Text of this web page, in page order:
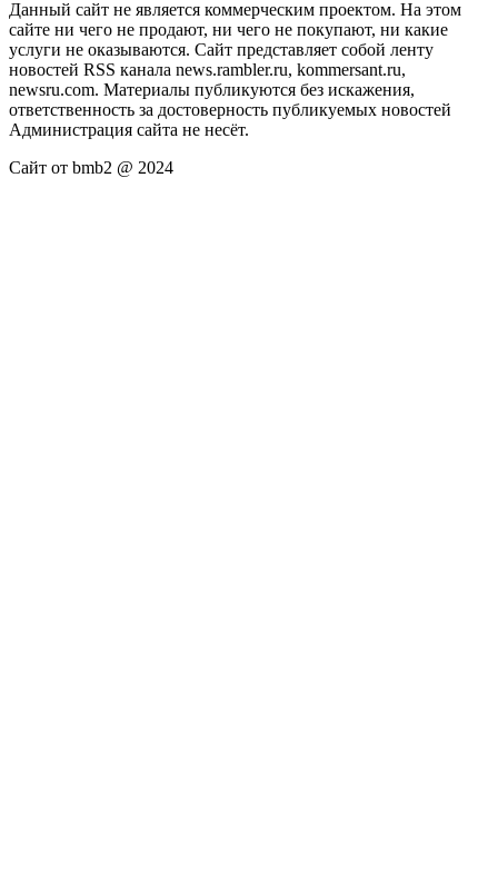
Данный сайт не является коммерческим проектом. На этом
сайте ни чего не продают, ни чего не покупают, ни какие
услуги не оказываются. Сайт представляет собой ленту
новостей RSS канала news.rambler.ru, kommersant.ru,
newsru.com. Материалы публикуются без искажения,
ответственность за достоверность публикуемых новостей
Администрация сайта не несёт.
Сайт от bmb2 @ 2024